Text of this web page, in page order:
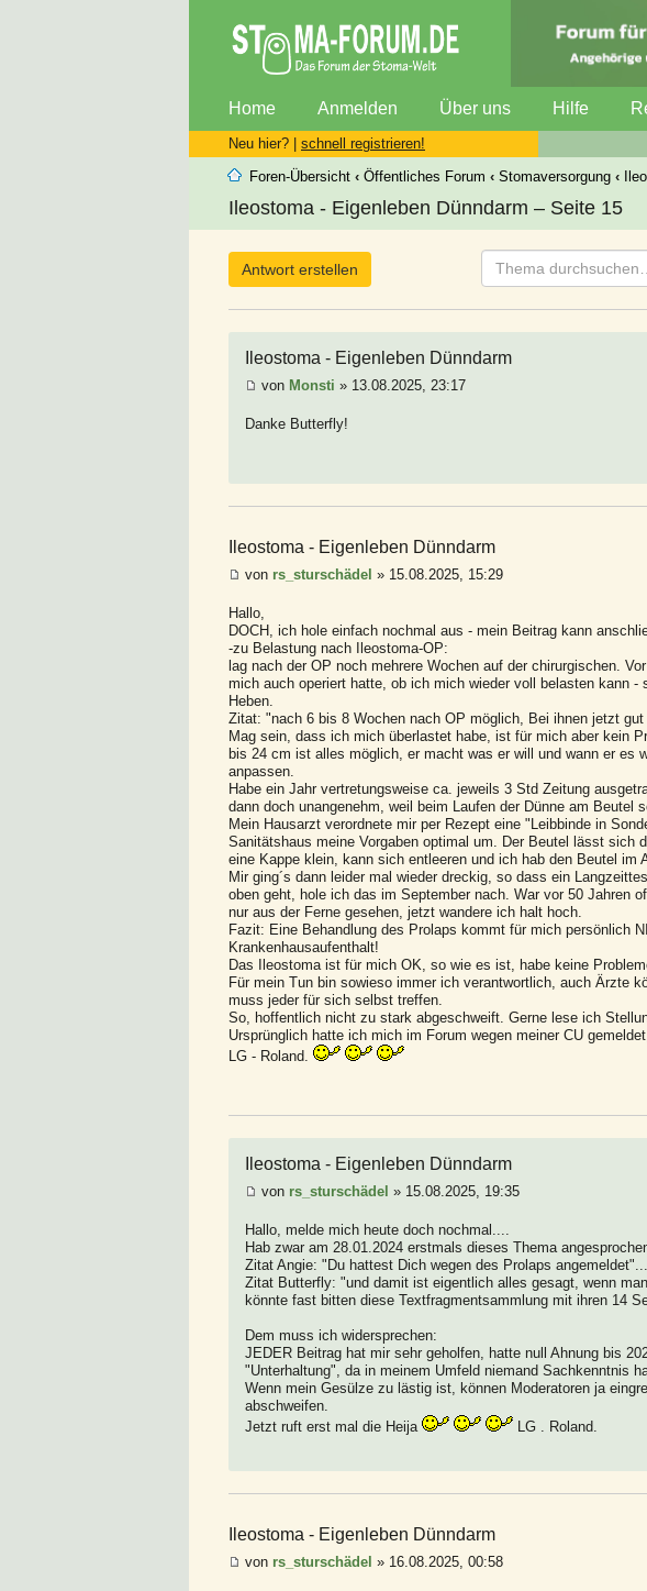
Home Anmelden Über uns Hilfe
Neu hier? | schnell registrieren!
Foren-Übersicht ‹ Öffentliches Forum ‹ Stomaversorgung ‹
Ileostoma - Eigenleben Dünndarm – Seite 15
Antwort erstellen
Ileostoma - Eigenleben Dünndarm
von Monsti » 13.08.2025, 23:17
Danke Butterfly!
Ileostoma - Eigenleben Dünndarm
von rs_sturschädel » 15.08.2025, 15:29
Hallo,
DOCH, ich hole einfach nochmal aus - mein Beitrag kann
-zu Belastung nach Ileostoma-OP:
lag nach der OP noch mehrere Wochen auf der chirurgischen.
mich auch operiert hatte, ob ich mich wieder voll belasten kann -
Heben.
Zitat: "nach 6 bis 8 Wochen nach OP möglich, Bei ihnen jetzt
Mag sein, dass ich mich überlastet habe, ist für mich aber kein
bis 24 cm ist alles möglich, er macht was er will und wann er es
anpassen.
Habe ein Jahr vertretungsweise ca. jeweils 3 Std Zeitung
dann doch unangenehm, weil beim Laufen der Dünne am Beutel
Mein Hausarzt verordnete mir per Rezept eine "Leibbinde in
Sanitätshaus meine Vorgaben optimal um. Der Beutel lässt sich
eine Kappe klein, kann sich entleeren und ich hab den Beutel im
Mir ging´s dann leider mal wieder dreckig, so dass ein
oben geht, hole ich das im September nach. War vor 50 Jahren
nur aus der Ferne gesehen, jetzt wandere ich halt hoch.
Fazit: Eine Behandlung des Prolaps kommt für mich persönlich
Krankenhausaufenthalt!
Das Ileostoma ist für mich OK, so wie es ist, habe keine
Für mein Tun bin sowieso immer ich verantwortlich, auch Ärzte
muss jeder für sich selbst treffen.
So, hoffentlich nicht zu stark abgeschweift. Gerne lese ich
Ursprünglich hatte ich mich im Forum wegen meiner CU
LG - Roland.
Ileostoma - Eigenleben Dünndarm
von rs_sturschädel » 15.08.2025, 19:35
Hallo, melde mich heute doch nochmal....
Hab zwar am 28.01.2024 erstmals dieses Thema
Zitat Angie: "Du hattest Dich wegen des Prolaps
Zitat Butterfly: "und damit ist eigentlich alles gesagt, wenn
könnte fast bitten diese Textfragmentsammlung mit ihren 14
Dem muss ich widersprechen:
JEDER Beitrag hat mir sehr geholfen, hatte null Ahnung bis
"Unterhaltung", da in meinem Umfeld niemand Sachkenntnis
Wenn mein Gesülze zu lästig ist, können Moderatoren ja
abschweifen.
Jetzt ruft erst mal die Heija
LG . Roland.
Ileostoma - Eigenleben Dünndarm
von rs_sturschädel » 16.08.2025, 00:58